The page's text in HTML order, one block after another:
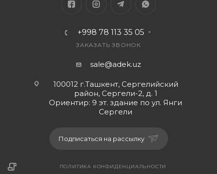
+998 78 113 35 05
ЗАКАЗАТЬ ЗВОНОК
sale@adek.uz
100012 г.Ташкент, Сергелийский
район, Сергели-2, д. 1
Ориентир: 9 эт. здание по ул. Янги
Сергели
Подписаться на рассылку
ПОЛИТИКА КОНФИДЕНЦИАЛЬНОСТИ